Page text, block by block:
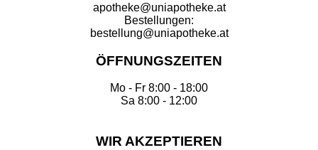
apotheke@uniapotheke.at
Bestellungen:
bestellung@uniapotheke.at
ÖFFNUNGSZEITEN
Mo - Fr 8:00 - 18:00
Sa 8:00 - 12:00
WIR AKZEPTIEREN